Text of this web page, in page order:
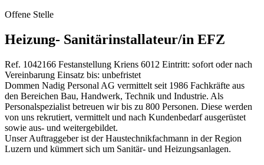
Offene Stelle
Heizung- Sanitärinstallateur/in EFZ
Ref. 1042166 Festanstellung Kriens 6012 Eintritt: sofort oder nach
Vereinbarung Einsatz bis: unbefristet
Dommen Nadig Personal AG vermittelt seit 1986 Fachkräfte aus
den Bereichen Bau, Handwerk, Technik und Industrie. Als
Personalspezialist betreuen wir bis zu 800 Personen. Diese werden
von uns rekrutiert, vermittelt und nach Kundenbedarf ausgerüstet
sowie aus- und weitergebildet.
Unser Auftraggeber ist der Haustechnikfachmann in der Region
Luzern und kümmert sich um Sanitär- und Heizungsanlagen.